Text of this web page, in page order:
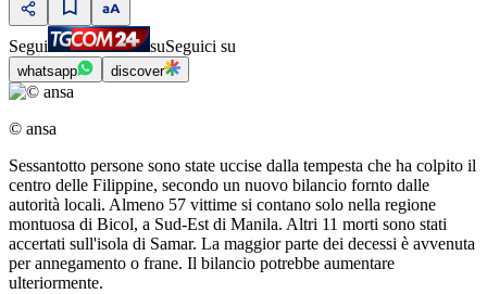
Segui suSeguici su
whatsapp discover
© ansa
Sessantotto persone sono state uccise dalla tempesta che ha colpito il
centro delle Filippine, secondo un nuovo bilancio fornto dalle
autorità locali. Almeno 57 vittime si contano solo nella regione
montuosa di Bicol, a Sud-Est di Manila. Altri 11 morti sono stati
accertati sull'isola di Samar. La maggior parte dei decessi è avvenuta
per annegamento o frane. Il bilancio potrebbe aumentare
ulteriormente.